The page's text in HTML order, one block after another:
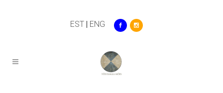
EST | ENG